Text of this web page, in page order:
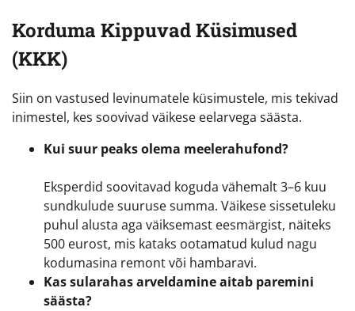
Korduma Kippuvad Küsimused
(KKK)
Siin on vastused levinumatele küsimustele, mis tekivad
inimestel, kes soovivad väikese eelarvega säästa.
Kui suur peaks olema meelerahufond?
Eksperdid soovitavad koguda vähemalt 3–6 kuu
sundkulude suuruse summa. Väikese sissetuleku
puhul alusta aga väiksemast eesmärgist, näiteks
500 eurost, mis kataks ootamatud kulud nagu
kodumasina remont või hambaravi.
Kas sularahas arveldamine aitab paremini
säästa?